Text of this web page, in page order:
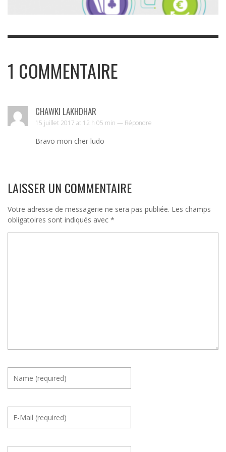
1 COMMENTAIRE
CHAWKI LAKHDHAR
15 juillet 2017 at 12 h 05 min — Répondre
Bravo mon cher ludo
LAISSER UN COMMENTAIRE
Votre adresse de messagerie ne sera pas publiée. Les champs
obligatoires sont indiqués avec *